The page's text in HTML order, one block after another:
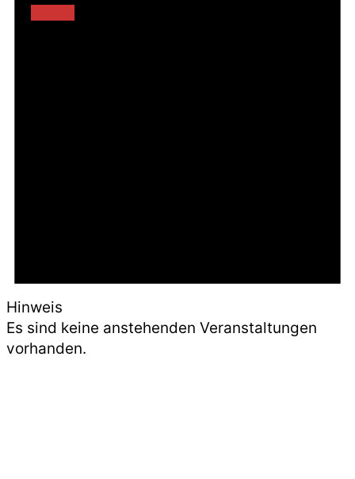
Hinweis
Es sind keine anstehenden Veranstaltungen
vorhanden.